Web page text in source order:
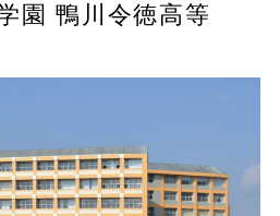
園 鴨川令徳高等